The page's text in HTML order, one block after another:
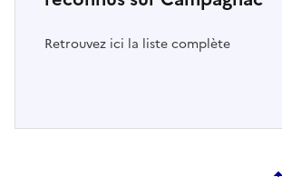
Retrouvez ici la liste complète